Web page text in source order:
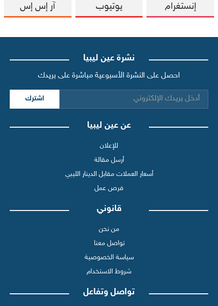
إنستغرام يوتيوب آر إس إس
نشرة عين ليبيا
احصل على النشرة الأسبوعية مباشرة على بريدك
اشترك
عن عين ليبيا
للإعلان
أرسل مقالة
أسعار العملات مقابل الدينار الليبي
فرص عمل
قانوني
من نحن
تواصل معنا
سياسة الخصوصية
شروط الاستخدام
تواصل وتفاعل